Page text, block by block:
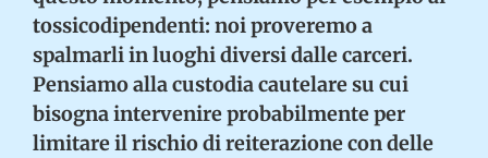
tossicodipendenti: noi proveremo a
spalmarli in luoghi diversi dalle carceri.
Pensiamo alla custodia cautelare su cui
bisogna intervenire probabilmente per
limitare il rischio di reiterazione con delle